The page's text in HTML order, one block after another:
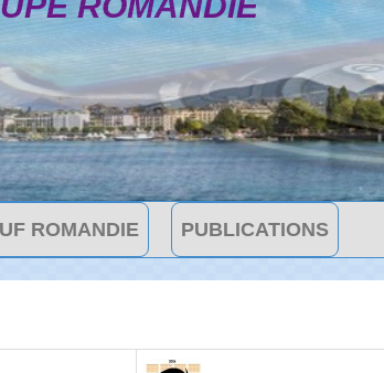
ROMANDIE PUBLICATIONS